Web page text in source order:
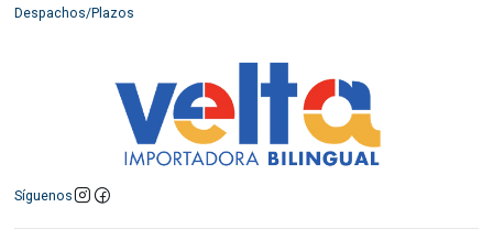
Despachos/Plazos
Síguenos